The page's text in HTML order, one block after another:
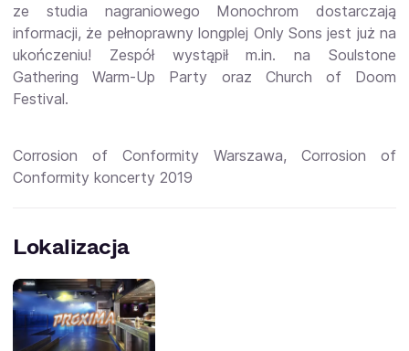
ze studia nagraniowego Monochrom dostarczają
informacji, że pełnoprawny longplej Only Sons jest już na
ukończeniu! Zespół wystąpił m.in. na Soulstone
Gathering Warm-Up Party oraz Church of Doom
Festival.
Corrosion of Conformity Warszawa, Corrosion of
Conformity koncerty 2019
Lokalizacja